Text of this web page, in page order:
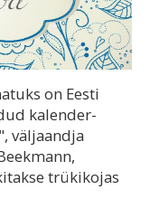
on Eesti
kalender-
väljaandja
trükikojas